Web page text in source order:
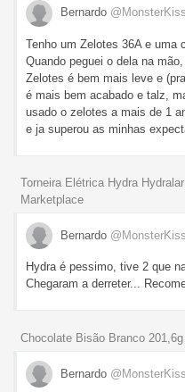
Bernardo @MonsterKiss
Tenho um Zelotes 36A e uma
Quando peguei o dela na
Zelotes é bem mais leve e
é mais bem acabado e talz,
usado o zelotes a mais de 1
e ja superou as minhas
Torneira Elétrica Hydra
Marketplace
Bernardo @MonsterKiss
Hydra é pessimo, tive 2 que
Chegaram a derreter...
Chocolate Bisão Branco
Bernardo @MonsterKiss